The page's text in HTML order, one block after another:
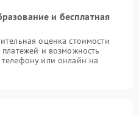
и бесплатная
оценка стоимости
платежей и возможность
или онлайн на